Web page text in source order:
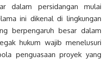
dalam persidangan mulai
ini dikenal di lingkungan
berpengaruh besar dalam
hukum wajib menelusuri
penguasaan proyek yang